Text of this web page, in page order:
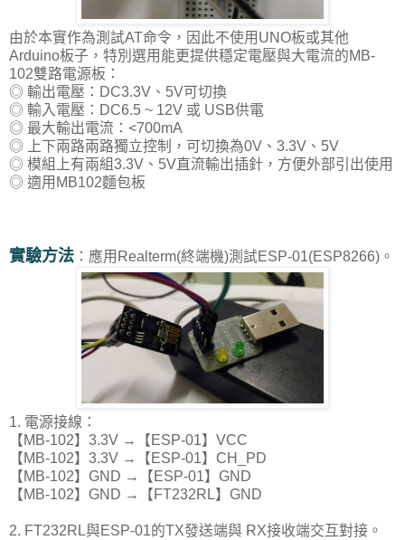
由於本實作為測試AT命令，因此不使用UNO板或其他
Arduino板子，特別選用能更提供穩定電壓與大電流的MB-
102雙路電源板：
◎ 輸出電壓：DC3.3V、5V可切換
◎ 輸入電壓：DC6.5 ~ 12V 或 USB供電
◎ 最大輸出電流：<700mA
◎ 上下兩路兩路獨立控制，可切換為0V、3.3V、5V
◎ 模組上有兩組3.3V、5V直流輸出插針，方便外部引出使用
◎ 適用MB102麵包板
實驗方法 ：應用Realterm(終端機)測試ESP-01(ESP8266)。
1. 電源接線：
【MB-102】3.3V →【ESP-01】VCC
【MB-102】3.3V →【ESP-01】CH_PD
【MB-102】GND →【ESP-01】GND
【MB-102】GND →【FT232RL】GND
2. FT232RL與ESP-01的TX發送端與 RX接收端交互對接。